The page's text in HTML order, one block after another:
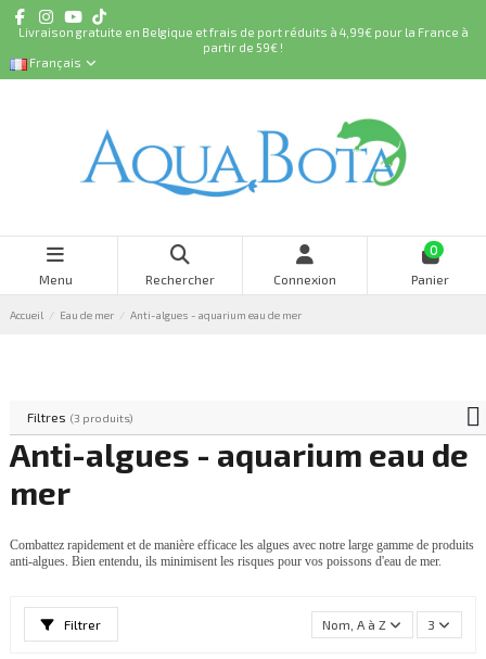
Livraison gratuite en Belgique et frais de port réduits à 4,99€ pour la France à
partir de 59€ !
Français
Menu Rechercher Connexion
0
Panier
Accueil Eau de mer Anti-algues - aquarium eau de mer
Anti-algues - aquarium eau de
mer
Combattez rapidement et de manière efficace les algues avec notre large gamme de produits
anti-algues. Bien entendu, ils minimisent les risques pour vos poissons d'eau de mer.
Filtrer Nom, A à Z 3
Filtres (3 produits)